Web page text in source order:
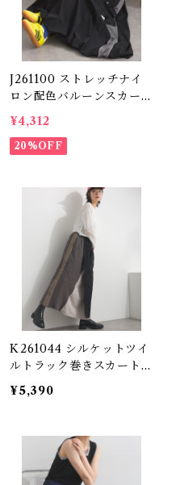
J261100 ストレッチナイ
ロン配色バルーンスカート
/ Stretch Nylon Color
Block Balloon Skirt (残
りわずか)
¥4,312
20%OFF
K261044 シルケットツイ
ルトラック巻きスカート /
Silket Twill Track Wra
p Skirt (残りわずか)
¥5,390